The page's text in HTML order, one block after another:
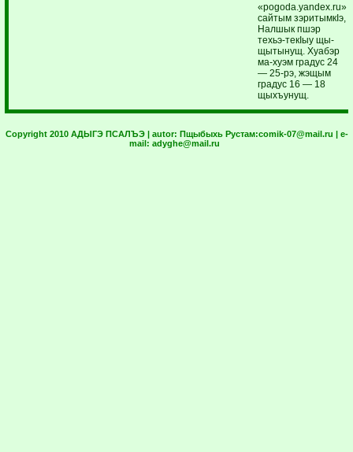
«pogoda.yandex.ru»
сайтым зэритымкIэ,
Налшык пшэр
техьэ-текIыу щы-
щытынущ. Хуабэр
ма-хуэм градус 24
— 25-рэ, жэщым
градус 16 — 18
щыхъунущ.
Copyright 2010 АДЫГЭ ПСАЛЪЭ | autor: Пщыбыхь Рустам:comik-07@mail.ru | e-
mail: adyghe@mail.ru